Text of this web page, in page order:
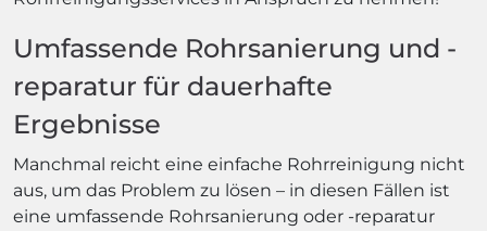
Umfassende Rohrsanierung und -
reparatur für dauerhafte
Ergebnisse
Manchmal reicht eine einfache Rohrreinigung nicht
aus, um das Problem zu lösen – in diesen Fällen ist
eine umfassende Rohrsanierung oder -reparatur